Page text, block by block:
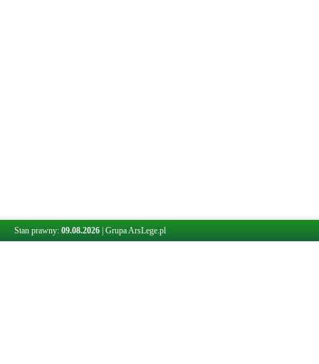
Stan prawny: 09.08.2026 Grupa ArsLege.pl